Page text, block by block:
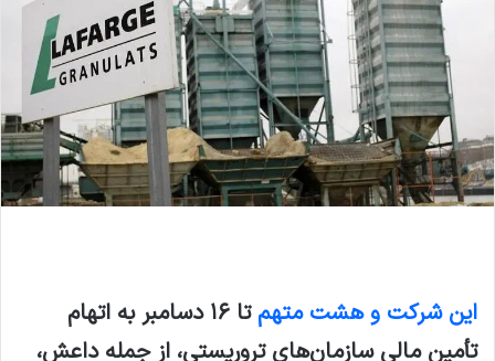
این شرکت و هشت متهم
تا ۱۶ دسامبر به اتهام
تأمین مالی سازمان‌های تروریستی، از جمله داعش،